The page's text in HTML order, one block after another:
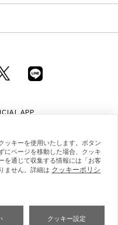
APP
ッキーを使用いたします。ボタン
にページを移動した場合、クッキ
を通じて収集する情報には「お客
ません。詳細は クッキーポリシ
クッキー設定